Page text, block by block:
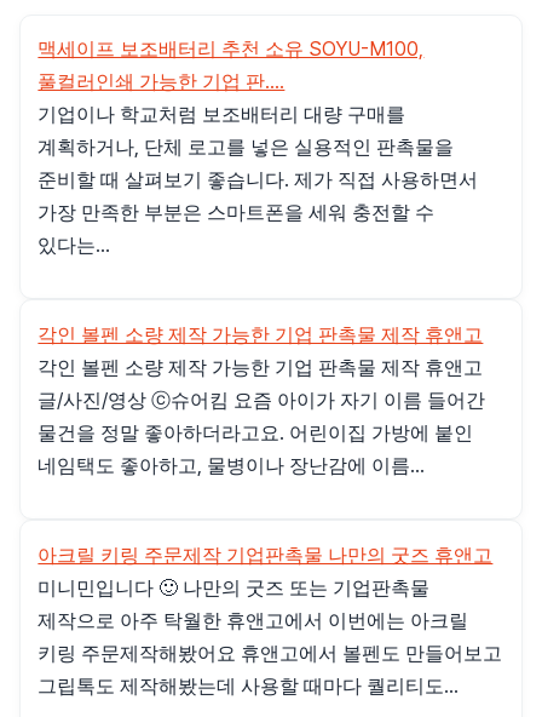
맥세이프 보조배터리 추천 소유 SOYU-M100,
풀컬러인쇄 가능한 기업 판....
기업이나 학교처럼 보조배터리 대량 구매를
계획하거나, 단체 로고를 넣은 실용적인 판촉물을
준비할 때 살펴보기 좋습니다. 제가 직접 사용하면서
가장 만족한 부분은 스마트폰을 세워 충전할 수
있다는...
각인 볼펜 소량 제작 가능한 기업 판촉물 제작 휴앤고
각인 볼펜 소량 제작 가능한 기업 판촉물 제작 휴앤고
글/사진/영상 ⓒ슈어킴 요즘 아이가 자기 이름 들어간
물건을 정말 좋아하더라고요. 어린이집 가방에 붙인
네임택도 좋아하고, 물병이나 장난감에 이름...
아크릴 키링 주문제작 기업판촉물 나만의 굿즈 휴앤고
미니민입니다 🙂 나만의 굿즈 또는 기업판촉물
제작으로 아주 탁월한 휴앤고에서 이번에는 아크릴
키링 주문제작해봤어요 휴앤고에서 볼펜도 만들어보고
그립톡도 제작해봤는데 사용할 때마다 퀄리티도...